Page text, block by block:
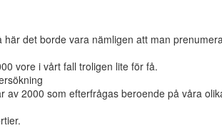
vore i vårt fall troligen lite för få.
av 2000 som efterfrågas beroende på våra